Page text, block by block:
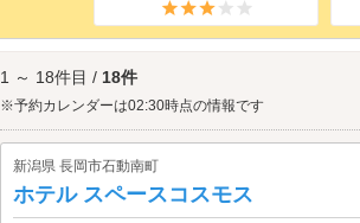
1 ～ 18件目 / 18件
※予約カレンダーは02:30時点の情報です
新潟県 長岡市石動南町
ホテル スペースコスモス